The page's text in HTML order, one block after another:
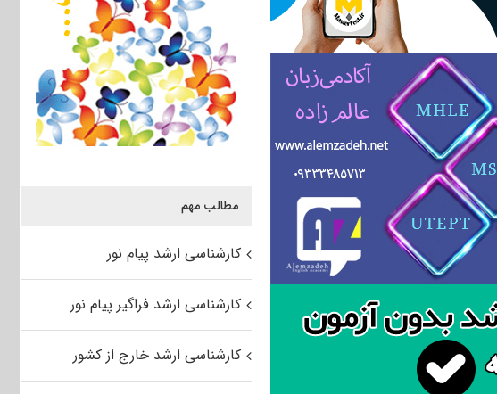
مطالب مهم
کارشناسی ارشد پیام نور
کارشناسی ارشد فراگیر پیام نور
کارشناسی ارشد خارج از کشور